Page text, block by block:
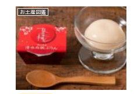
お土産図鑑